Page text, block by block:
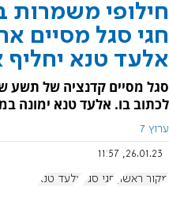
חילופי משמרות
חגי סגל מסיים
אלעד טנא יחליף
סגל מסיים קדנציה של תשע
לכתוב בו. אלעד טנא ימונה
ערוץ 7
26.01.23, 11:57
מקור ראשון חגי סגל אלעד טנא